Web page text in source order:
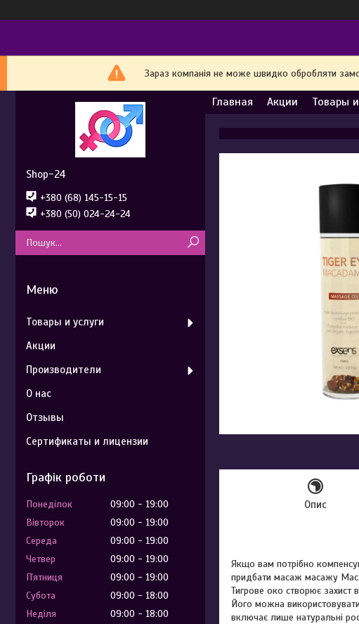
Зараз компанія не може швидко обробляти
Главная Акции Товары
Опис
Якщо вам потрібно
придбати масаж масажу
Тигрове око створює захист
Його можна
включає лише натуральні
Shop-24
+380 (68) 145-15-15
+380 (50) 024-24-24
Товары и услуги
Акции
Производители
О нас
Отзывы
Сертификаты и лицензии
Графік роботи
Понеділок 09:00
19:00
Вівторок
09:00
19:00
Середа
09:00
19:00
Четвер
09:00
19:00
Пʼятниця
09:00
19:00
Субота
09:00
18:00
Неділя
09:00 18:00